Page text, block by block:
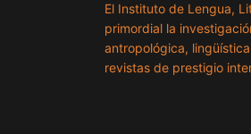
El Instituto de Lengua,
primordial la
antropológica,
revistas de prestigio